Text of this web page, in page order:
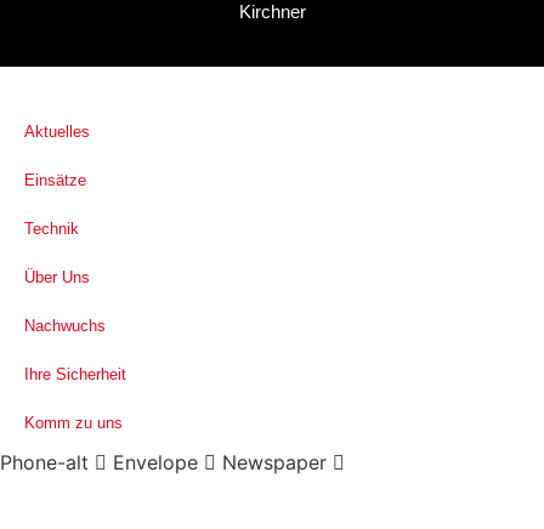
Kirchner
Aktuelles
Einsätze
Technik
Über Uns
Nachwuchs
Ihre Sicherheit
Komm zu uns
Phone-alt Envelope Newspaper